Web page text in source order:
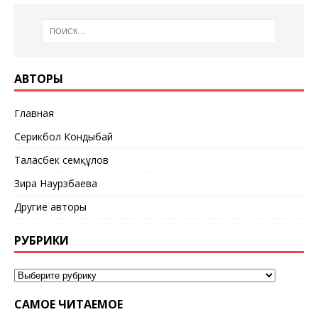
АВТОРЫ
Главная
Серикбол Кондыбай
Таласбек Әсемқұлов
Зира Наурзбаева
Другие авторы
РУБРИКИ
САМОЕ ЧИТАЕМОЕ